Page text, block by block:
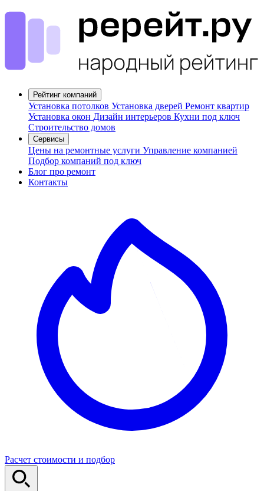
Рейтинг компаний
Установка потолков Установка дверей Ремонт квартир
Установка окон Дизайн интерьеров Кухни под ключ
Строительство домов
Сервисы
Цены на ремонтные услуги Управление компанией
Подбор компаний под ключ
Блог про ремонт
Контакты
Расчет стоимости и подбор